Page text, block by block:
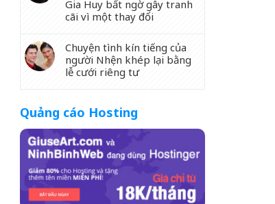
Gia Huy bất ngờ gây tranh
cãi vì một thay đổi
Chuyện tình kín tiếng của
người Nhện khép lại bằng
lễ cưới riêng tư
Quảng cáo Hosting